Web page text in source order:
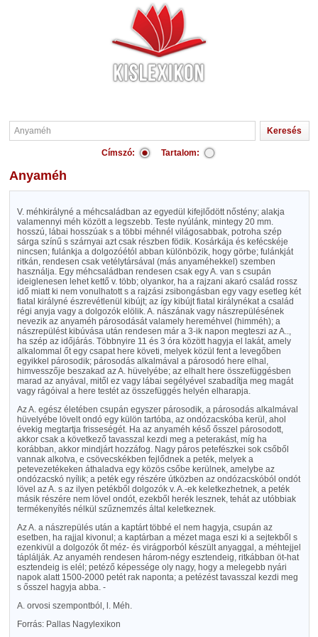
Címszó: Tartalom:
Anyaméh
V. méhkirályné a méhcsaládban az egyedül kifejlődött nőstény; alakja
valamennyi méh között a legszebb. Teste nyúlánk, mintegy 20 mm.
hosszú, lábai hosszúak s a többi méhnél világosabbak, potroha szép
sárga színű s szárnyai azt csak részben födik. Kosárkája és kefécskéje
nincsen; fulánkja a dolgozóétól abban különbözik, hogy görbe; fulánkját
ritkán, rendesen csak vetélytársával (más anyaméhekkel) szemben
használja. Egy méhcsaládban rendesen csak egy A. van s csupán
ideiglenesen lehet kettő v. több; olyankor, ha a rajzani akaró család rossz
idő miatt ki nem vonulhatott s a rajzási zsibongásban egy vagy esetleg két
fiatal királyné észrevétlenül kibújt; az így kibújt fiatal királynékat a család
régi anyja vagy a dolgozók elölik. A. nászának vagy nászrepülésének
nevezik az anyaméh párosodását valamely hereméhvel (himméh); a
nászrepülést kibúvása után rendesen már a 3-ik napon megteszi az A..,
ha szép az időjárás. Többnyire 11 és 3 óra között hagyja el lakát, amely
alkalommal őt egy csapat here követi, melyek közül fent a levegőben
egyikkel párosodik; párosodás alkalmával a párosodó here elhal,
himvesszője beszakad az A. hüvelyébe; az elhalt here összefüggésben
marad az anyával, mitől ez vagy lábai segélyével szabadítja meg magát
vagy rágóival a here testét az összefüggés helyén elharapja.
Az A. egész életében csupán egyszer párosodik, a párosodás alkalmával
hüvelyébe lövelt ondó egy külön tartóba, az ondózacskóba kerül, ahol
évekig megtartja frisseségét. Ha az anyaméh késő ősszel párosodott,
akkor csak a következő tavasszal kezdi meg a peterakást, míg ha
korábban, akkor mindjárt hozzáfog. Nagy páros petefészkei sok csőből
vannak alkotva, e csövecskékben fejlődnek a peték, melyek a
petevezetékeken áthaladva egy közös csőbe kerülnek, amelybe az
ondózacskó nyílik; a peték egy részére útközben az ondózacskóból ondót
lövel az A. s az ilyen petékből dolgozók v. A.-ek keletkezhetnek, a peték
másik részére nem lövel ondót, ezekből herék lesznek, tehát az utóbbiak
termékenyítés nélkül szűznemzés által keletkeznek.
Az A. a nászrepülés után a kaptárt többé el nem hagyja, csupán az
esetben, ha rajjal kivonul; a kaptárban a mézet maga eszi ki a sejtekből s
ezenkivül a dolgozók őt méz- és virágporból készült anyaggal, a méhtejjel
táplálják. Az anyaméh rendesen három-négy esztendeig, ritkábban öt-hat
esztendeig is elél; petéző képessége oly nagy, hogy a melegebb nyári
napok alatt 1500-2000 petét rak naponta; a petézést tavasszal kezdi meg
s ősszel hagyja abba. -
A. orvosi szempontból, l. Méh.
Forrás: Pallas Nagylexikon